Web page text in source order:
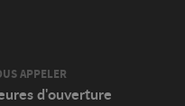
APPELER
d'ouverture